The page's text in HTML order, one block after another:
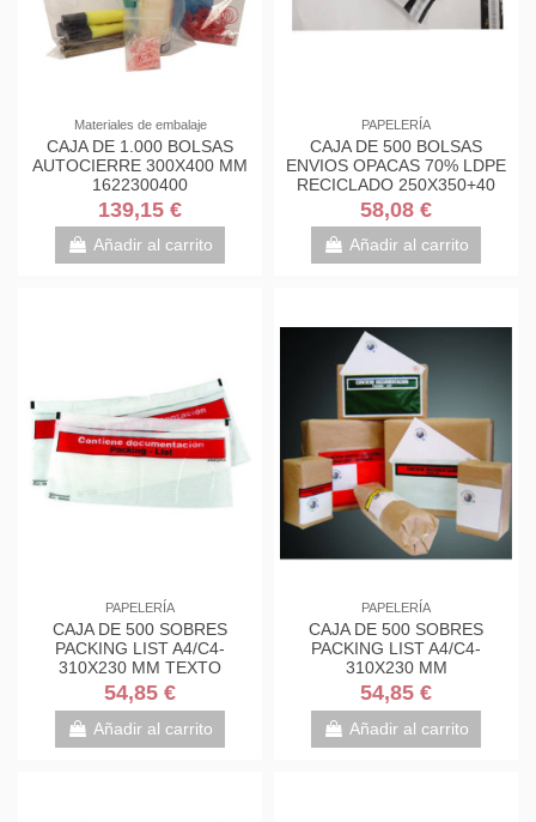
Materiales de embalaje
CAJA DE 1.000 BOLSAS
AUTOCIERRE 300X400 MM
1622300400
139,15 €
Añadir al carrito
PAPELERÍA
CAJA DE 500 BOLSAS
ENVIOS OPACAS 70% LDPE
RECICLADO 250X350+40
MM BC25035060SIN
58,08 €
Añadir al carrito
PAPELERÍA
CAJA DE 500 SOBRES
PACKING LIST A4/C4-
310X230 MM TEXTO
IMPRESO S1749 F
54,85 €
Añadir al carrito
PAPELERÍA
CAJA DE 500 SOBRES
PACKING LIST A4/C4-
310X230 MM
TRANSPARENTE TLA4P F
54,85 €
Añadir al carrito